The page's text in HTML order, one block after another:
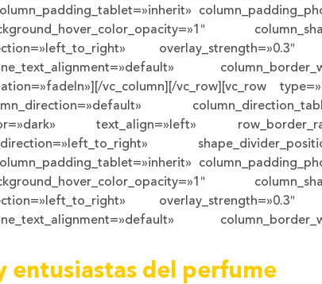
overlay_strength=»0.3″
vc_column][/vc_row][vc_row
text_align=»left»
overlay_strength=»0.3″
entusiastas del perfume